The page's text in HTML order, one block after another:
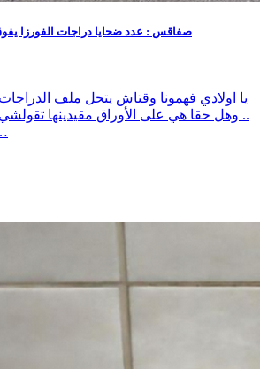
صفاقس : عدد ضحايا دراجات الفورزا
يا اولادي فهمونا وقتاش يتحل ملف الدراجات
.. وهل حقا هي على الأوراق مقيدينها
أرض